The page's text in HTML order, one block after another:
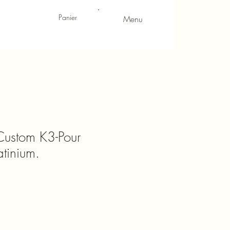
Panier Menu
K3-Pour